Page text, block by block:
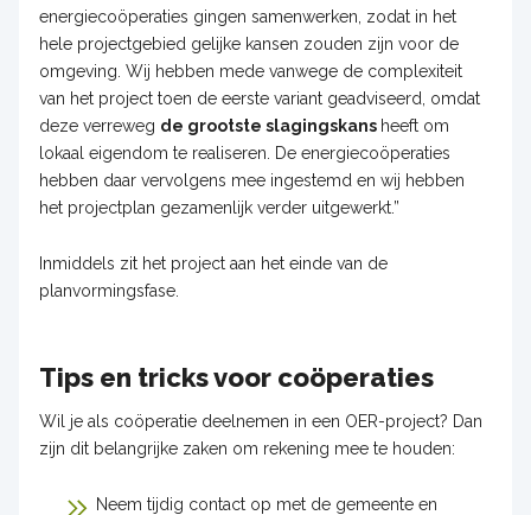
energiecoöperaties gingen samenwerken, zodat in het
hele projectgebied gelijke kansen zouden zijn voor de
omgeving. Wij hebben mede vanwege de complexiteit
van het project toen de eerste variant geadviseerd, omdat
deze verreweg de grootste slagingskans heeft om
lokaal eigendom te realiseren. De energiecoöperaties
hebben daar vervolgens mee ingestemd en wij hebben
het projectplan gezamenlijk verder uitgewerkt.”
Inmiddels zit het project aan het einde van de
planvormingsfase.
Tips en tricks voor coöperaties
Wil je als coöperatie deelnemen in een OER-project? Dan
zijn dit belangrijke zaken om rekening mee te houden:
Neem tijdig contact op met de gemeente en